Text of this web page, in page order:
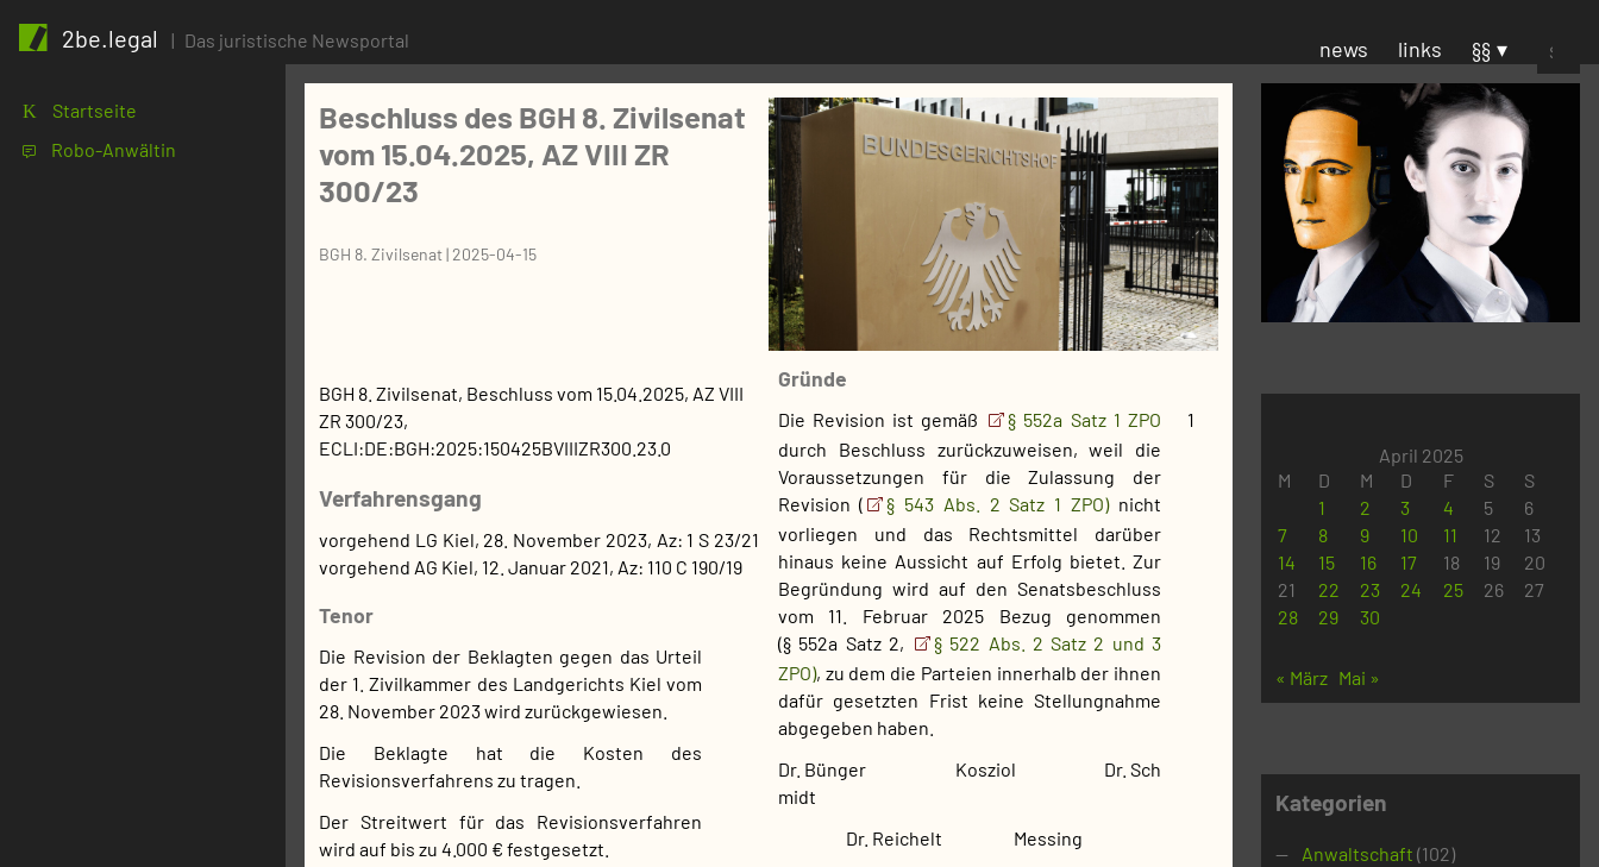
2be.legal | Das juristische Newsportal news links §§
Suchen
nach:
K Startseite
1 Robo-Anwältin
Beschluss des BGH 8. Zivilsenat
vom 15.04.2025, AZ VIII ZR
300/23
BGH 8. Zivilsenat|2025-04-15
BGH 8. Zivilsenat, Beschluss vom 15.04.2025, AZ VIII
ZR 300/23,
ECLI:DE:BGH:2025:150425BVIIIZR300.23.0
Verfahrensgang
vorgehend LG Kiel, 28. November 2023, Az: 1 S 23/21
vorgehend AG Kiel, 12. Januar 2021, Az: 110 C 190/19
Tenor
Die Revision der Beklagten gegen das Urteil
der 1. Zivilkammer des Landgerichts Kiel vom
28. November 2023 wird zurückgewiesen.
Die Beklagte hat die Kosten des
Revisionsverfahrens zu tragen.
Der Streitwert für das Revisionsverfahren
wird auf bis zu 4.000 € festgesetzt.
Gründe
1
Die Revision ist gemäß
§ 552a Satz 1 ZPO
durch Beschluss zurückzuweisen, weil die
Voraussetzungen für die Zulassung der
Revision (
§ 543 Abs. 2 Satz 1 ZPO)nicht
vorliegen und das Rechtsmittel darüber
hinaus keine Aussicht auf Erfolg bietet. Zur
Begründung wird auf den Senatsbeschluss
vom 11. Februar 2025 Bezug genommen
(§ 552a Satz 2,
§ 522 Abs. 2 Satz 2 und 3
ZPO), zu dem die Parteien innerhalb der ihnen
dafür gesetzten Frist keine Stellungnahme
abgegeben haben.
Dr. Bünger Kosziol Dr. Sch
midt
Dr. Reichelt Messing
April 2025
M
D M D F S
S
1
2 3 4 5
6
7
8 9 10 11 12
13
14
15 16 17 18 19
20
21
22 23 24 25 26
27
28
29 30
« März Mai »
Kategorien
Anwaltschaft (102)